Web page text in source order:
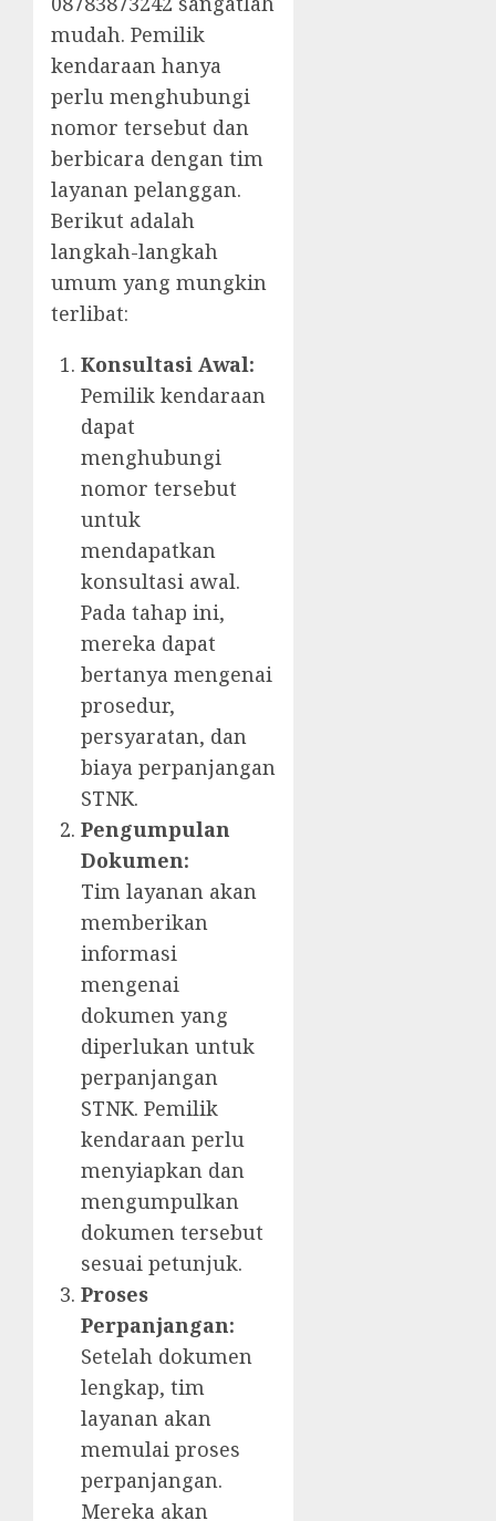
mudah. Pemilik
kendaraan hanya
perlu menghubungi
nomor tersebut dan
berbicara dengan tim
layanan pelanggan.
Berikut adalah
langkah-langkah
umum yang mungkin
terlibat:
Konsultasi Awal:
Pemilik kendaraan
dapat
menghubungi
nomor tersebut
untuk
mendapatkan
konsultasi awal.
Pada tahap ini,
mereka dapat
bertanya mengenai
prosedur,
persyaratan, dan
biaya perpanjangan
STNK.
Pengumpulan
Dokumen:
Tim layanan akan
memberikan
informasi
mengenai
dokumen yang
diperlukan untuk
perpanjangan
STNK. Pemilik
kendaraan perlu
menyiapkan dan
mengumpulkan
dokumen tersebut
sesuai petunjuk.
Proses
Perpanjangan:
Setelah dokumen
lengkap, tim
layanan akan
memulai proses
perpanjangan.
Mereka akan